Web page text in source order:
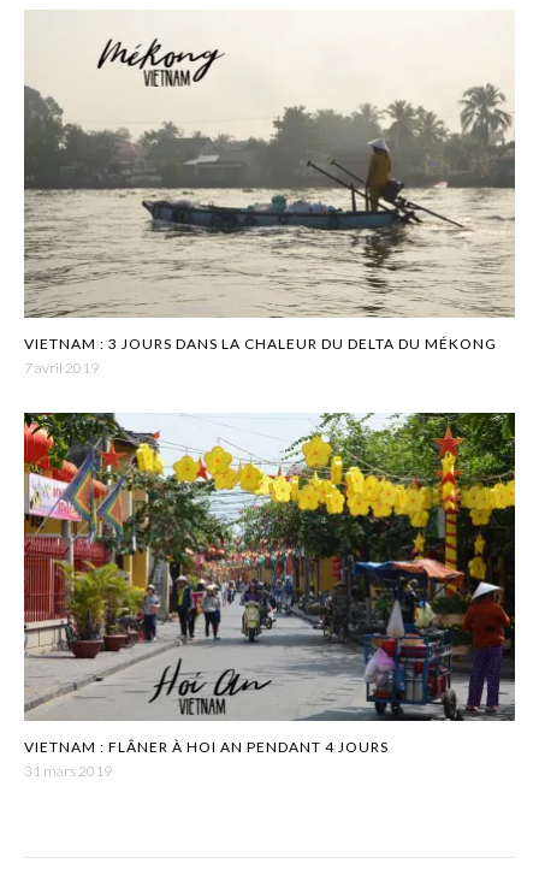
VIETNAM : 3 JOURS DANS LA CHALEUR DU DELTA DU MÉKONG
7 avril 2019
VIETNAM : FLÂNER À HOI AN PENDANT 4 JOURS
31 mars 2019